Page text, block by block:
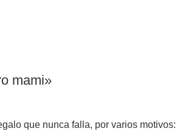
mami»
que nunca falla, por varios motivos: